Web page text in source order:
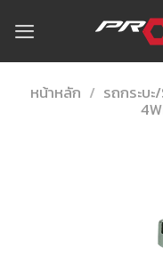
content
หน้าหลัก / รถกระบ